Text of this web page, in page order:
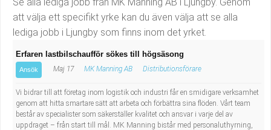
Försäljning, inköp, marknadsföring
Hantverksyrken
Hotell, restaurang, storhushåll
Hälso- och sjukvård
Lagerarbetare
Bussförare/Busschaufför
Elevassistent
Personlig assistent
att välja ett specifikt yrke kan du även välja att se alla
lediga jobb i Ljungby som finns inom det yrket.
Erfaren lastbilschaufför sökes till högsäsong
Ansök Maj 17 MK Manning AB Distributionsförare
Vi bidrar till att företag inom logistik och industri får en smidigare verksamhet
genom att hitta smartare sätt att arbeta och förbättra sina flöden. Vårt team
består av specialister som säkerställer kvalitet och ansvar i varje del av
uppdraget – från start till mål. MK Manning bistår med personaluthyrning,